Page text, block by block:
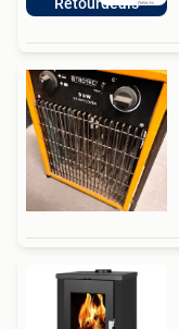
Retourdeals